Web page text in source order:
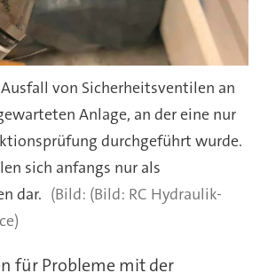
von Sicherheitsventilen an
Anlage, an der eine nur
durchgeführt wurde.
sich anfangs nur als
dar.
(Bild: RC Hydraulik-
für Probleme mit der